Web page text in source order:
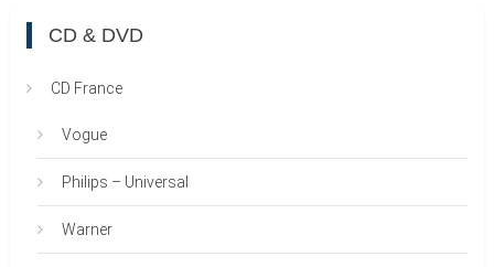
CD & DVD
CD France
Vogue
Philips – Universal
Warner